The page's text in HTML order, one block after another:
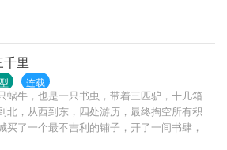
校草差，渐渐的，梁芷很没出息的沦陷
们，谁能抵挡得住白衬衫+制服+皮鞋的诱
说：“能不能消停一下？”她说：“你不行？”他
：“梁芷这是你自找的……”
里
连载
蜗牛，也是一只书虫，带着三匹驴，十几箱
北，从西到东，四处游历，最终掏空所有积
买了一个最不吉利的铺子，开了一间书肆，